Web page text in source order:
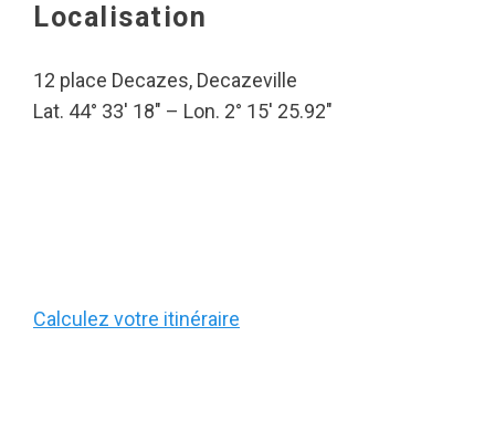
Localisation
12 place Decazes, Decazeville
Lat. 44° 33′ 18″ – Lon. 2° 15′ 25.92″
Calculez votre itinéraire